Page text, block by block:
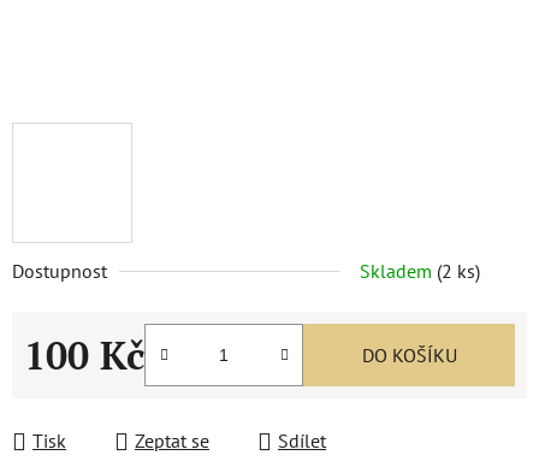
Dostupnost Skladem (2 ks)
100 Kč DO KOŠÍKU
Tisk Zeptat se Sdílet